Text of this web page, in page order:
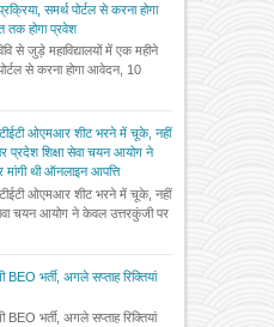
समर्थ पोर्टल से करना होगा
होगा प्रवेश
से जुड़े महाविद्यालयों में एक महीने
से करना होगा आवेदन, 10
टीईटी ओएमआर शीट भरने में चूके, नहीं
प्रदेश शिक्षा सेवा चयन आयोग ने
थी ऑनलाइन आपत्ति
टीईटी ओएमआर शीट भरने में चूके, नहीं
चयन आयोग ने केवल उत्तरकुंजी पर
भर्ती, अगले सप्ताह रिक्तियां
भर्ती, अगले सप्ताह रिक्तियां